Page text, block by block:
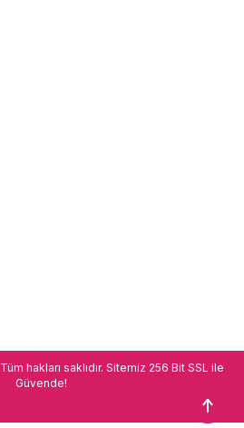
Tüm hakları saklıdır. Sitemiz 256 Bit SSL ile
Güvende!